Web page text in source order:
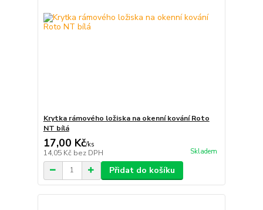
Krytka rámového ložiska na okenní kování Roto
NT bílá
17,00 Kč/ks
14,05 Kč bez DPH Skladem
Přidat do košíku